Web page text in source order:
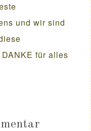
und wir sind
für alles